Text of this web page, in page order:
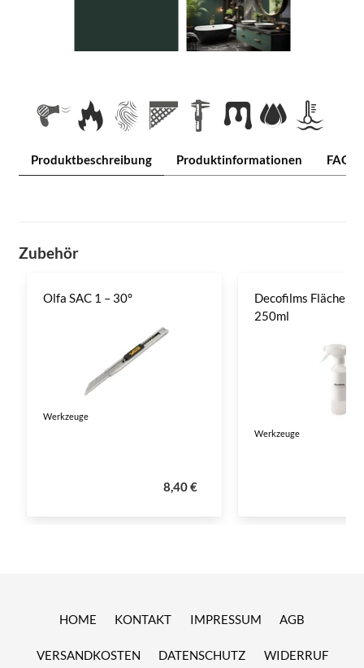
Produktbeschreibung Produktinformationen FAQ
Zubehör
Olfa SAC 1 – 30°
Werkzeuge
8,40 €
Decofilms
250ml
Werkzeuge
HOME KONTAKT IMPRESSUM AGB
VERSANDKOSTEN DATENSCHUTZ WIDERRUF